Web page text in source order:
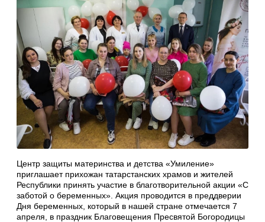
Центр защиты материнства и детства «Умиление»
приглашает прихожан татарстанских храмов и жителей
Республики принять участие в благотворительной акции «С
заботой о беременных». Акция проводится в преддверии
Дня беременных, который в нашей стране отмечается 7
апреля, в праздник Благовещения Пресвятой Богородицы